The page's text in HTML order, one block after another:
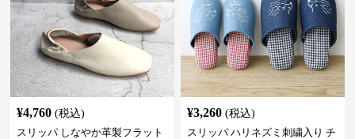
¥4,760 (税込)
スリッパ しなやか革製フラット
¥3,260 (税込)
スリッパ ハリネズミ刺繍入り チ